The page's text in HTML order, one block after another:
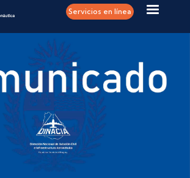
Servicios en línea